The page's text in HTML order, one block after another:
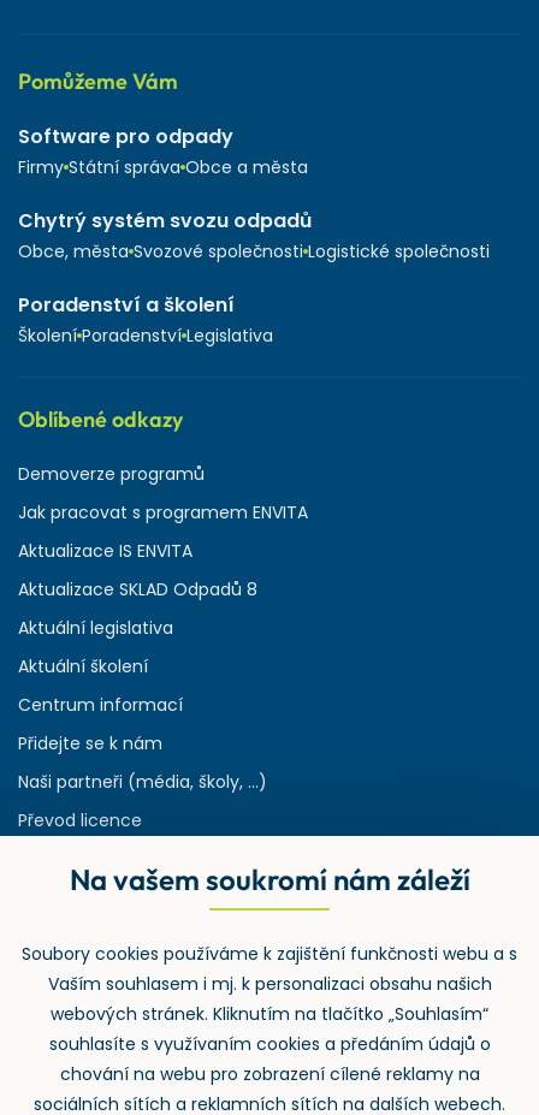
Pomůžeme Vám
Software pro odpady
Firmy Státní správa Obce a města
Chytrý systém svozu odpadů
Obce, města Svozové společnosti Logistické společnosti
Poradenství a školení
Školení Poradenství Legislativa
Oblíbené odkazy
Demoverze programů
Jak pracovat s programem ENVITA
Aktualizace IS ENVITA
Aktualizace SKLAD Odpadů 8
Aktuální legislativa
Aktuální školení
Centrum informací
Přidejte se k nám
Naši partneři (média, školy, ...)
Převod licence
Rejstřík používaných zkratek v odpadech
Zpětný odběr
Na vašem soukromí nám záleží
Soubory cookies používáme k zajištění funkčnosti webu a s
Vaším souhlasem i mj. k personalizaci obsahu našich
webových stránek. Kliknutím na tlačítko „Souhlasím“
souhlasíte s využívaním cookies a předáním údajů o
chování na webu pro zobrazení cílené reklamy na
sociálních sítích a reklamních sítích na dalších webech.